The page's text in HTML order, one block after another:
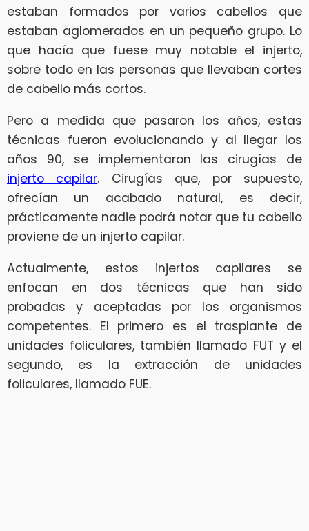
estaban formados por varios cabellos que
estaban aglomerados en un pequeño grupo. Lo
que hacía que fuese muy notable el injerto,
sobre todo en las personas que llevaban cortes
de cabello más cortos.
Pero a medida que pasaron los años, estas
técnicas fueron evolucionando y al llegar los
años 90, se implementaron las cirugías de
injerto capilar. Cirugías que, por supuesto,
ofrecían un acabado natural, es decir,
prácticamente nadie podrá notar que tu cabello
proviene de un injerto capilar.
Actualmente, estos injertos capilares se
enfocan en dos técnicas que han sido
probadas y aceptadas por los organismos
competentes. El primero es el trasplante de
unidades foliculares, también llamado FUT y el
segundo, es la extracción de unidades
foliculares, llamado FUE.